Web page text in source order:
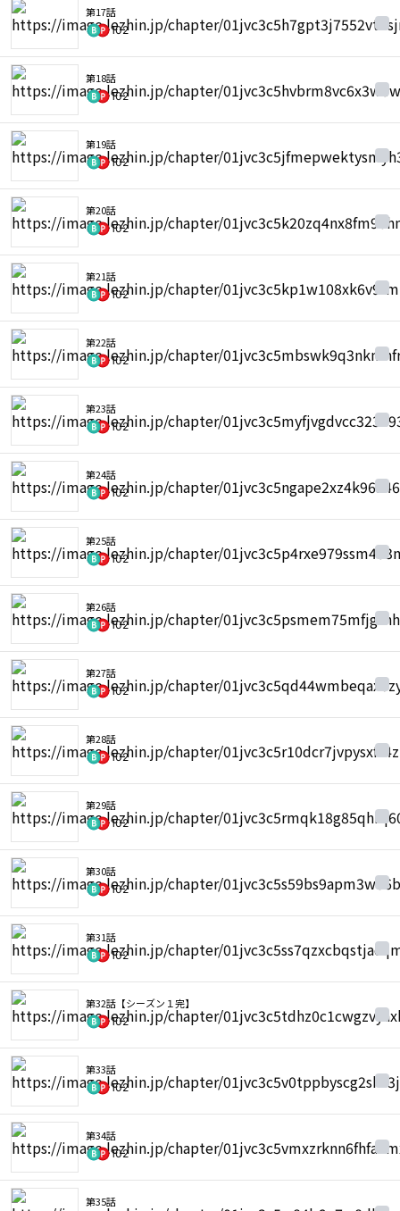
第17話
102
第18話
102
第19話
102
第20話
102
第21話
102
第22話
102
第23話
102
第24話
102
第25話
102
第26話
102
第27話
102
第28話
102
第29話
102
第30話
102
第31話
102
第32話【シーズン１完】
102
第33話
102
第34話
102
第35話